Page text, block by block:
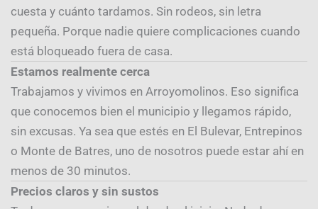
cuesta y cuánto tardamos. Sin rodeos, sin letra
pequeña. Porque nadie quiere complicaciones cuando
está bloqueado fuera de casa.
Estamos realmente cerca
Trabajamos y vivimos en Arroyomolinos. Eso significa
que conocemos bien el municipio y llegamos rápido,
sin excusas. Ya sea que estés en El Bulevar, Entrepinos
o Monte de Batres, uno de nosotros puede estar ahí en
menos de 30 minutos.
Precios claros y sin sustos